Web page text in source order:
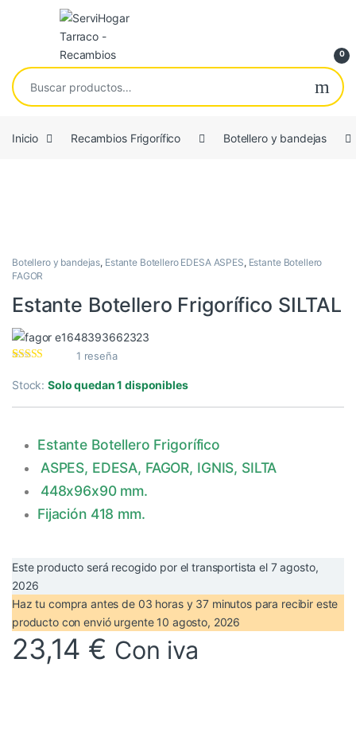
Saltar a navegación
saltar al contenido
0
Buscar por:
Inicio Recambios Frigorífico Botellero y bandejas
Botellero y bandejas, Estante Botellero EDESA ASPES, Estante Botellero
FAGOR
Estante Botellero Frigorífico SILTAL
5.00de 5 en
base a
valoración de
1 reseña
Stock:Solo quedan 1 disponibles
Estante Botellero Frigorífico
ASPES, EDESA, FAGOR, IGNIS, SILTA
448x96x90 mm.
Fijación 418 mm.
Este producto será recogido por el transportista el 7 agosto,
2026
Haz tu compra antes de 03 horas y 37 minutospara recibir este
producto con envió urgente 10 agosto, 2026
23,14 € Con iva